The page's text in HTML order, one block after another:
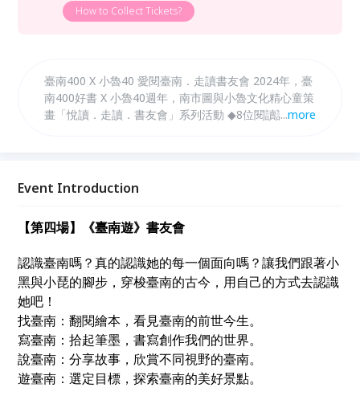
How to Collect Tickets?
臺南400 X 小魯40 愛閱臺南．走讀書友會 2024年，臺
南400好書 X 小魯40週年，南市圖與小魯文化精心童策
畫「悅讀．走讀．書友會」系列活動 ◆8位閱讀講師在
帶你悅讀好書！
...more
Event Introduction
【第四場】《臺南遊》書友會
認識臺南嗎？真的認識她的每一個面向嗎？讓我們跟著小
黑與小琵的腳步，穿梭臺南的古今，用自己的方式去認識
她吧！
找臺南：翻閱繪本，看見臺南的前世今生。
寫臺南：拾起筆墨，書寫創作我們的世界。
說臺南：分享故事，欣賞不同視野的臺南。
遊臺南：選定目標，探索臺南的美好景點。